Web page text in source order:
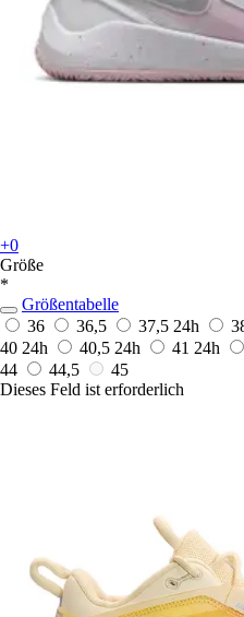
+0
Größe
*
Größentabelle
36
36,5 37,5 24h
40 24h 40,5 24h 41 24h
44
44,5
45
Dieses Feld ist erforderlich